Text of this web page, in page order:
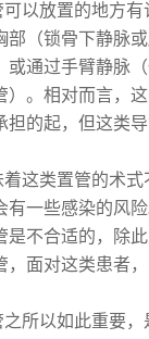
以放置的地方有
部（锁骨下静脉
或通过手臂静脉
）。相对而言，
担的起，但这类
这类置管的术
有一些感染的风
是不合适的，除
，面对这类患者
所以如此重要